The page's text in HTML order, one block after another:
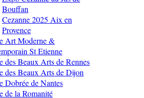
Bouffan
Cezanne 2025 Aix en
Provence
Art Moderne &
St Etienne
des Beaux Arts de Rennes
des Beaux Arts de Dijon
Dobrée de Nantes
de la Romanité